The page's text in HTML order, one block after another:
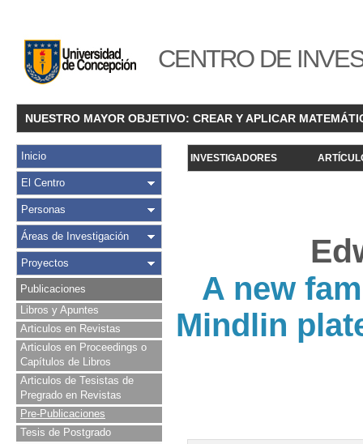
CENTRO DE
NUESTRO MAYOR OBJETIVO: CREAR Y APLICAR
Inicio
El Centro
Personas
Áreas de Investigación
Proyectos
Publicaciones
Libros y Apuntes
Articulos en Revistas
Articulos en Proceedings o
Capítulos de Libros
Articulos de Tesistas de
Pregrado en Revistas
Pre-Publicaciones
Tesis de Postgrado
INVESTIGADORES
A new
Mindlin